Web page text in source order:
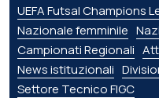
UEFA Futsal Champions
Nazionale femminile
Campionati Regionali
News istituzionali
Settore Tecnico FIGC